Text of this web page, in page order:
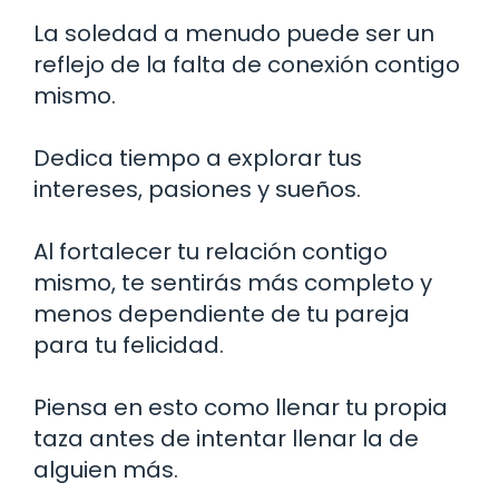
La soledad a menudo puede ser un
reflejo de la falta de conexión contigo
mismo.
Dedica tiempo a explorar tus
intereses, pasiones y sueños.
Al fortalecer tu relación contigo
mismo, te sentirás más completo y
menos dependiente de tu pareja
para tu felicidad.
Piensa en esto como llenar tu propia
taza antes de intentar llenar la de
alguien más.